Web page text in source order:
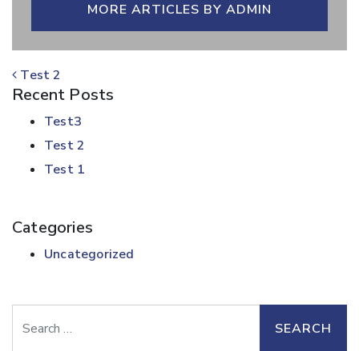
MORE ARTICLES BY ADMIN
POST NAVIGATION
Test 2
Recent Posts
Test3
Test 2
Test 1
Categories
Uncategorized